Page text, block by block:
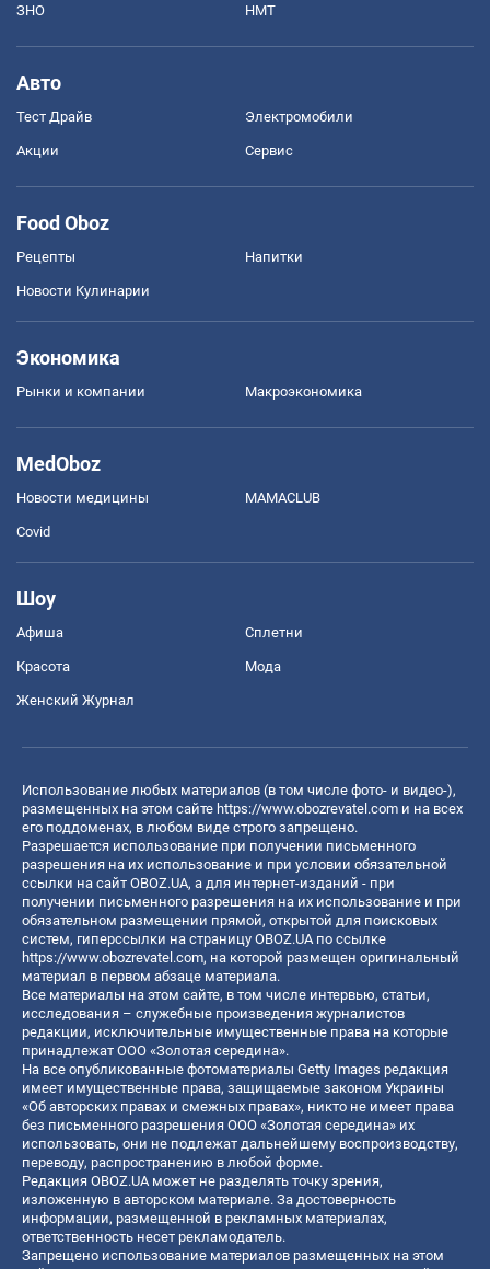
ЗНО НМТ
Авто
Тест Драйв Электромобили
Акции Сервис
Food Oboz
Рецепты Напитки
Новости Кулинарии
Экономика
Рынки и компании Mакроэкономика
MedOboz
Новости медицины MAMACLUB
Covid
Шоу
Афиша Сплетни
Красота Мода
Женский Журнал
Использование любых материалов (в том числе фото- и видео-),
размещенных на этом сайте https://www.obozrevatel.com и на всех
его поддоменах, в любом виде строго запрещено.
Разрешается использование при получении письменного
разрешения на их использование и при условии обязательной
ссылки на сайт OBOZ.UA, а для интернет-изданий - при
получении письменного разрешения на их использование и при
обязательном размещении прямой, открытой для поисковых
систем, гиперссылки на страницу OBOZ.UA по ссылке
https://www.obozrevatel.com, на которой размещен оригинальный
материал в первом абзаце материала.
Все материалы на этом сайте, в том числе интервью, статьи,
исследования – служебные произведения журналистов
редакции, исключительные имущественные права на которые
принадлежат ООО «Золотая середина».
На все опубликованные фотоматериалы Getty Images редакция
имеет имущественные права, защищаемые законом Украины
«Об авторских правах и смежных правах», никто не имеет права
без письменного разрешения ООО «Золотая середина» их
использовать, они не подлежат дальнейшему воспроизводству,
переводу, распространению в любой форме.
Редакция OBOZ.UA может не разделять точку зрения,
изложенную в авторском материале. За достоверность
информации, размещенной в рекламных материалах,
ответственность несет рекламодатель.
Запрещено использование материалов размещенных на этом